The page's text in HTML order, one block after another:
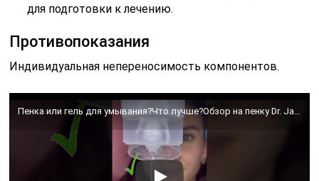
для подготовки к лечению.
Противопоказания
Индивидуальная непереносимость компонентов.